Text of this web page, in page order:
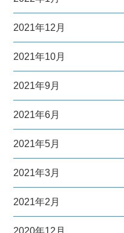
2021年12月
2021年10月
2021年9月
2021年6月
2021年5月
2021年3月
2021年2月